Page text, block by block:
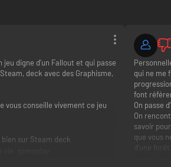
jeu digne d’un Fallout et qui passe
deck avec des Graphisme,
vous conseille vivement ce jeu
sur Steam deck
qui ne me
font
On passe
On
savoir
que vous
d'une